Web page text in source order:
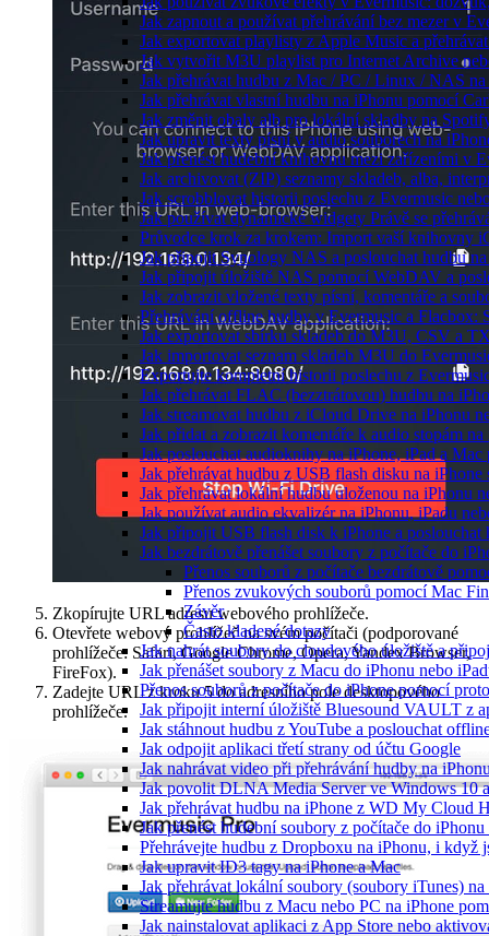
Jak zapnout a používat přehrávání bez mezer v
Jak exportovat playlisty z Apple Music a
Jak vytvořit M3U playlist pro Internet Archive
Jak přehrávat hudbu z Mac / PC / Linux / NAS
Jak přehrávat vlastní hudbu na iPhonu pomocí
Jak změnit obaly alb pro lokální skladby na
Jak upravit texty písní v audio souborech na
Jak přenést hudební knihovnu mezi zařízeními v
Jak archivovat (ZIP) seznamy skladeb, alba,
Jak scrobblovat historii poslechu z Evermusic
Jak používat dynamické widgety Právě se
Průvodce krok za krokem: Import vaší knihovny
Jak připojit Synology NAS a poslouchat hudbu
Jak připojit úložiště NAS pomocí WebDAV a
Jak zobrazit vložené texty písní, komentáře a
Přehrávání offline hudby v Evermusic a Flacbox:
Jak exportovat sbírku skladeb do M3U, CSV a
Jak importovat seznam skladeb M3U do
Exportujte kompletní historii poslechu z
Jak přehrávat FLAC (bezztrátovou) hudbu na
Jak streamovat hudbu z iCloud Drive na iPhonu
Jak přidat a zobrazit komentáře k audio stopám
Jak poslouchat audioknihy na iPhone, iPad a
Jak přehrávat hudbu z USB flash disku na
Jak přehrávat lokální hudbu uloženou na iPhonu
Jak používat audio ekvalizér na iPhonu, iPadu
Jak připojit USB flash disk k iPhone a poslouchat
Jak bezdrátově přenášet soubory z počítače do
Přenos souborů z počítače bezdrátově
Přenos zvukových souborů pomocí Mac
Závěr
Často kladené dotazy
Jak nahrát soubory do cloudového úložiště a
Jak přenášet soubory z Macu do iPhonu nebo
Přenos souborů z počítače do iPhone pomocí
Jak připojit interní úložiště Bluesound VAULT z
Jak stáhnout hudbu z YouTube a poslouchat
Jak odpojit aplikaci třetí strany od účtu Google
Jak nahrávat video při přehrávání hudby na
Jak povolit DLNA Media Server ve Windows 10
Jak přehrávat hudbu na iPhone z WD My Cloud
Jak přenést hudební soubory z počítače do
Přehrávejte hudbu z Dropboxu na iPhonu, i když
Jak upravit ID3 tagy na iPhone a Mac
Jak přehrávat lokální soubory (soubory iTunes)
Streamujte hudbu z Macu nebo PC na iPhone
Jak nainstalovat aplikaci z App Store nebo
Zkopírujte URL adresu webového prohlížeče.
Otevřete webový prohlížeč na svém počítači (podporované
prohlížeče: Safari, Google Chrome, Opera, Yandex Browser,
FireFox).
Zadejte URL z kroku 5 do adresního pole desktopového
prohlížeče.